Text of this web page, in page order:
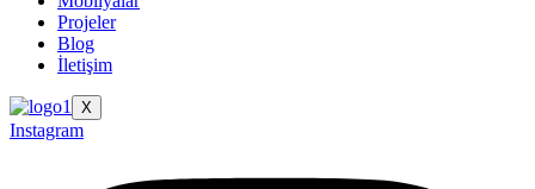
Projeler
Blog
İletişim
X
Instagram